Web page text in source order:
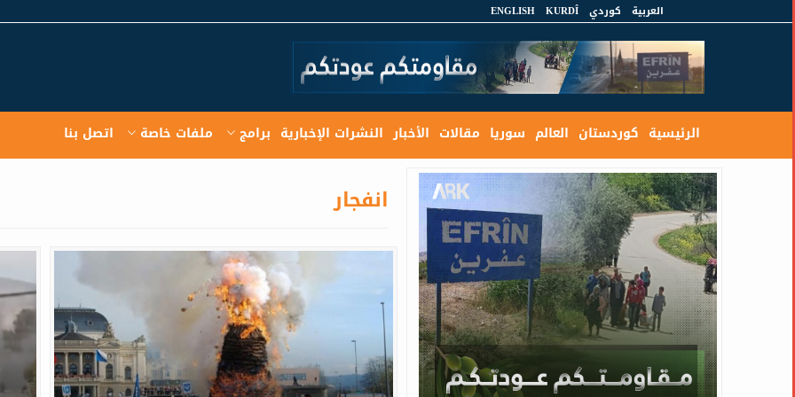
العربية كوردي KURDÎ
ENGLISH
الرئيسية كوردستان العالم سوريا مقالات الأخبار النشرات الإخبارية برامج ملفات خاصة اتصل بنا
انفجار